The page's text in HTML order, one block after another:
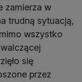
zamierza w
trudną sytuacją,
wszystko
się
przez